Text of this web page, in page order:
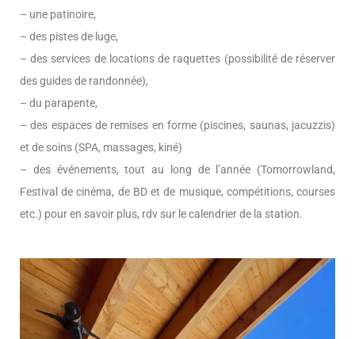
– une patinoire,
– des pistes de luge,
– des services de locations de raquettes (possibilité de réserver
des guides de randonnée),
– du parapente,
– des espaces de remises en forme (piscines, saunas, jacuzzis)
et de soins (SPA, massages, kiné)
– des événements, tout au long de l’année (Tomorrowland,
Festival de cinéma, de BD et de musique, compétitions, courses
etc.) pour en savoir plus, rdv sur le calendrier de la station.